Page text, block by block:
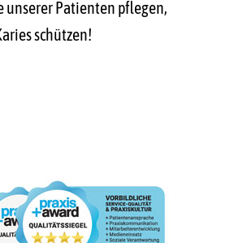
unserer Patienten pflegen,
schützen!